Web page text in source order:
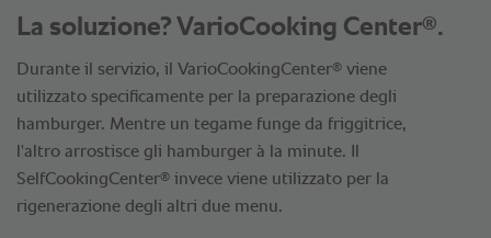
La soluzione? VarioCooking Center®.
Durante il servizio, il VarioCookingCenter® viene
utilizzato specificamente per la preparazione degli
hamburger. Mentre un tegame funge da friggitrice,
l'altro arrostisce gli hamburger à la minute. Il
SelfCookingCenter® invece viene utilizzato per la
rigenerazione degli altri due menu.